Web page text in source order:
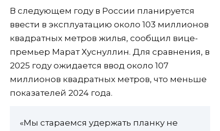
В следующем году в России планируется
ввести в эксплуатацию около 103 миллионов
квадратных метров жилья, сообщил вице-
премьер Марат Хуснуллин. Для сравнения, в
2025 году ожидается ввод около 107
миллионов квадратных метров, что меньше
показателей 2024 года.
«Мы стараемся удержать планку не